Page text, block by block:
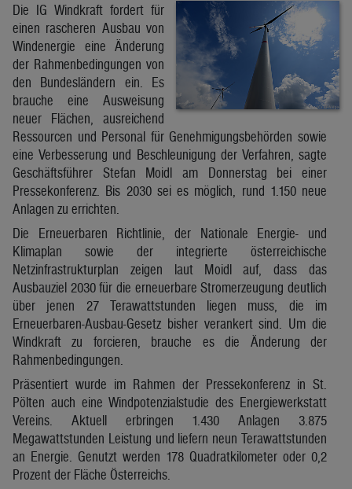
Die IG Windkraft fordert für
einen rascheren Ausbau von
Windenergie eine Änderung
der Rahmenbedingungen von
den Bundesländern ein. Es
brauche eine Ausweisung
neuer Flächen, ausreichend
Ressourcen und Personal für Genehmigungsbehörden sowie
eine Verbesserung und Beschleunigung der Verfahren, sagte
Geschäftsführer Stefan Moidl am Donnerstag bei einer
Pressekonferenz. Bis 2030 sei es möglich, rund 1.150 neue
Anlagen zu errichten.
Die Erneuerbaren Richtlinie, der Nationale Energie- und
Klimaplan sowie der integrierte österreichische
Netzinfrastrukturplan zeigen laut Moidl auf, dass das
Ausbauziel 2030 für die erneuerbare Stromerzeugung deutlich
über jenen 27 Terawattstunden liegen muss, die im
Erneuerbaren-Ausbau-Gesetz bisher verankert sind. Um die
Windkraft zu forcieren, brauche es die Änderung der
Rahmenbedingungen.
Präsentiert wurde im Rahmen der Pressekonferenz in St.
Pölten auch eine Windpotenzialstudie des Energiewerkstatt
Vereins. Aktuell erbringen 1.430 Anlagen 3.875
Megawattstunden Leistung und liefern neun Terawattstunden
an Energie. Genutzt werden 178 Quadratkilometer oder 0,2
Prozent der Fläche Österreichs.